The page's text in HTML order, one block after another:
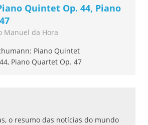
Quintet Op. 44, Piano
Manuel da Hora
o resumo das notícias do mundo